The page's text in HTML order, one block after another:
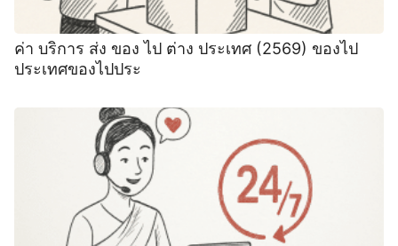
ค่า บริการ ส่ง ของ ไป ต่าง ประเทศ (2569) ของไป
ประเทศของไปประ